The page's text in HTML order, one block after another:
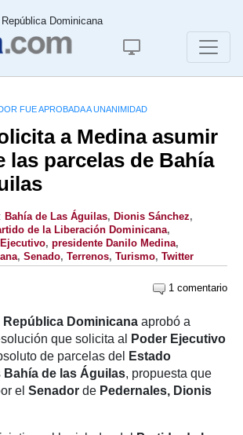
Dominicana
FUE APROBADA A UNANIMIDAD
a Medina asumir
las parcelas de Bahía
Bahía de Las Águilas, Dionis Sánchez,
de la Liberación Dominicana,
, presidente Danilo Medina,
, Senado, Terrenos, Turismo, Twitter
1 comentario
República Dominicana aprobó a
que solicita al
Poder Ejecutivo
de parcelas del
Estado
Bahía de las Águilas, propuesta que
el Senador de Pedernales, Dionis